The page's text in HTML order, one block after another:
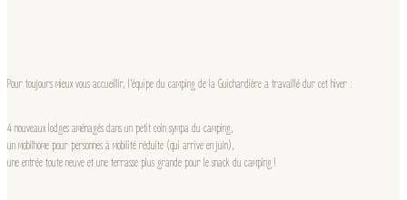
Pour toujours mieux vous accueillir, l’équipe du camping de la Guichardière a travaillé dur cet hiver :
4 nouveaux lodges aménagés dans un petit coin sympa du camping,
un mobilhome pour personnes à mobilité réduite (qui arrive en juin),
une entrée toute neuve et une terrasse plus grande pour le snack du camping !